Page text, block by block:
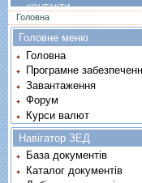
КОНТАКТИ
Ви є тут
Головна
Головне меню
Головна
Програмне
Завантаження
Форум
Курси валют
Навігатор ЗЕД
База документів
Каталог документів